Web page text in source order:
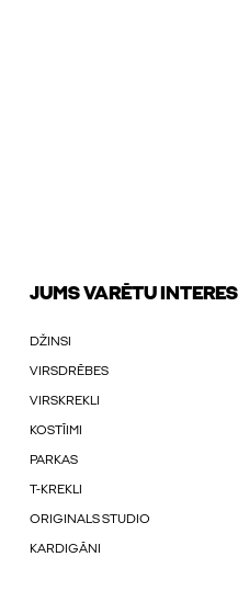
JUMS VARĒTU
DŽINSI
VIRSDRĒBES
VIRSKREKLI
KOSTĪIMI
PARKAS
T-KREKLI
ORIGINALS STUDIO
KARDIGĀNI